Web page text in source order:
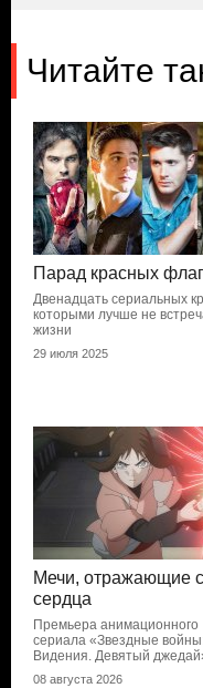
Читайте
Парад красных
Двенадцать сериальных
которыми лучше не
жизни
29 июля 2025
Мечи, отражающие
сердца
Премьера анимационного
сериала «Звездные
Видения. Девятый
08 августа 2026